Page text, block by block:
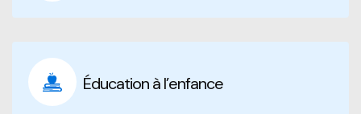
Éducation à l’enfance